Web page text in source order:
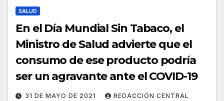
SALUD
En el Día Mundial Sin Tabaco, el
Ministro de Salud advierte que el
consumo de ese producto podría
ser un agravante ante el COVID-19
31 DE MAYO DE 2021 REDACCIÓN CENTRAL